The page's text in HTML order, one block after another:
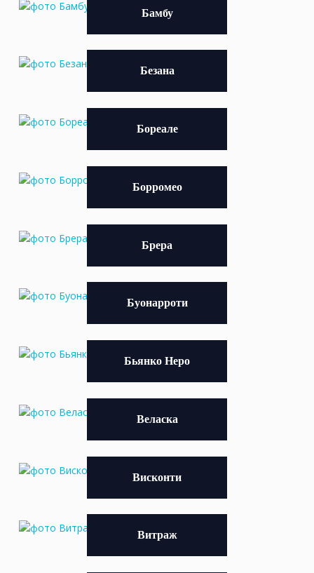
Бамбу
Безана
Бореале
Борромео
Брера
Буонарроти
Бьянко Неро
Веласка
Висконти
Витраж